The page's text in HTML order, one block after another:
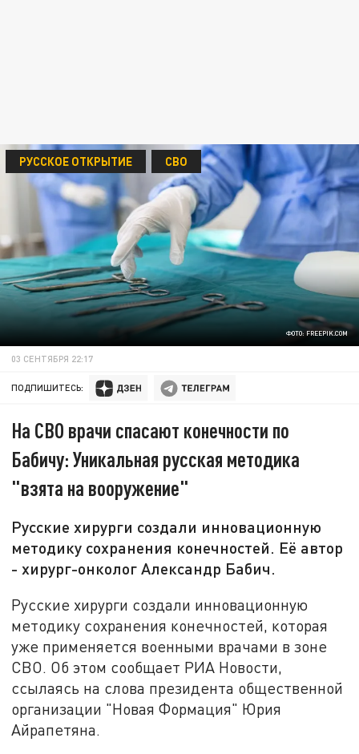
ФОТО: FREEPIK.COM
РУССКОЕ ОТКРЫТИЕ СВО
03 СЕНТЯБРЯ 22:17
ПОДПИШИТЕСЬ:
На СВО врачи спасают конечности по
Бабичу: Уникальная русская методика
"взята на вооружение"
Русские хирурги создали инновационную
методику сохранения конечностей. Её автор
- хирург-онколог Александр Бабич.
Русские хирурги создали инновационную
методику сохранения конечностей, которая
уже применяется военными врачами в зоне
СВО. Об этом сообщает РИА Новости,
ссылаясь на слова президента общественной
организации "Новая Формация" Юрия
Айрапетяна.